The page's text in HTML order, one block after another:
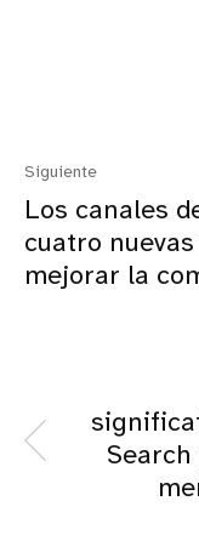
Siguiente
Los canales
cuatro
mejorar la